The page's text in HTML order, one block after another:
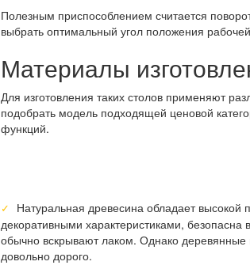
Полезным приспособлением считается
выбрать оптимальный угол положения
Материалы
Для изготовления таких столов применяют
подобрать модель подходящей ценовой
функций.
Натуральная древесина обладает
декоративными характеристиками,
обычно вскрывают лаком. Однако
довольно дорого.